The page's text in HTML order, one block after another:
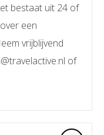
bestaat uit 24 of
een
vrijblijvend
of